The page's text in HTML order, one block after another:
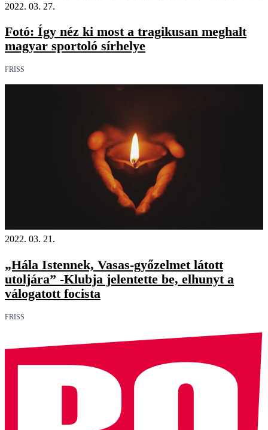
2022. 03. 27.
Fotó: Így néz ki most a tragikusan meghalt
magyar sportoló sírhelye
FRISS
2022. 03. 21.
„Hála Istennek, Vasas-győzelmet látott
utoljára” -Klubja jelentette be, elhunyt a
válogatott focista
FRISS